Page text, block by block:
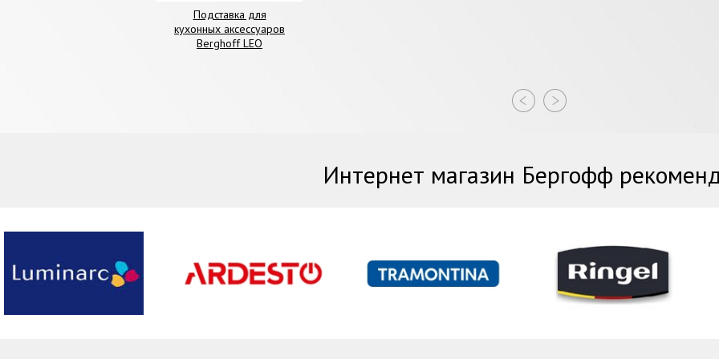
Подставка для
кухонных аксессуаров
Berghoff LEO
Интернет магазин Бергофф